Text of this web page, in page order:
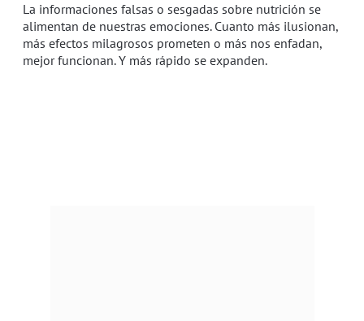
La informaciones falsas o sesgadas sobre nutrición se
alimentan de nuestras emociones. Cuanto más ilusionan,
más efectos milagrosos prometen o más nos enfadan,
mejor funcionan. Y más rápido se expanden.